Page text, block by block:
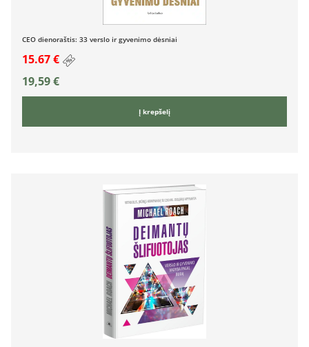
CEO dienoraštis: 33 verslo ir gyvenimo dėsniai
15.67 €
19,59€
Į krepšelį